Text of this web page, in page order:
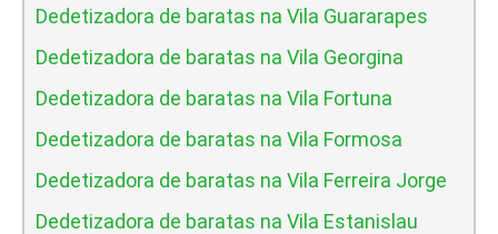
Dedetizadora de baratas na Vila Guararapes
Dedetizadora de baratas na Vila Georgina
Dedetizadora de baratas na Vila Fortuna
Dedetizadora de baratas na Vila Formosa
Dedetizadora de baratas na Vila Ferreira Jorge
Dedetizadora de baratas na Vila Estanislau